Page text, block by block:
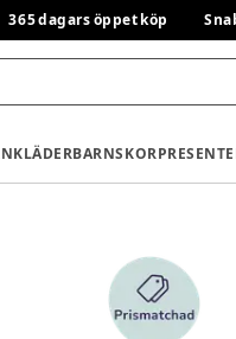
365 dagars öppet köp
BARNSKOR